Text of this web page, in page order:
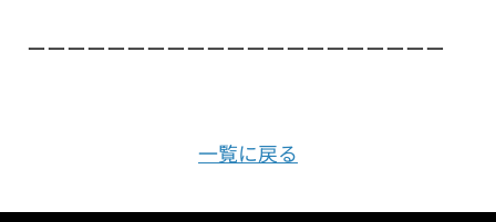
ーーーーーーーーーーーーーーーーーーーーー
一覧に戻る